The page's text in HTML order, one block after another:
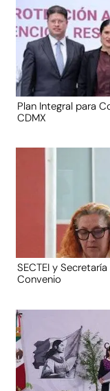
Plan Integral para
CDMX
SECTEI y
Convenio